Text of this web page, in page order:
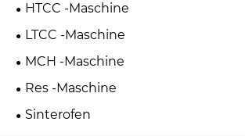
HTCC -Maschine
LTCC -Maschine
MCH -Maschine
Res -Maschine
Sinterofen